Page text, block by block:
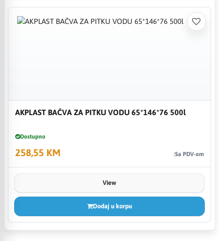
AKPLAST BAČVA ZA PITKU VODU 65*146*76 500l
Dostupno
258,55 KM Sa PDV-om
View
Dodaj u korpu